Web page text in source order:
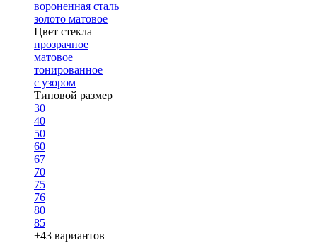
вороненная сталь
золото матовое
Цвет стекла
прозрачное
матовое
тонированное
с узором
Типовой размер
30
40
50
60
67
70
75
76
80
85
+43 вариантов